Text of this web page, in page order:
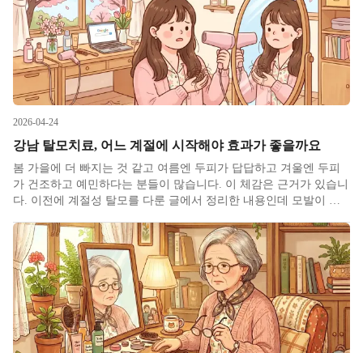
2026-04-24
강남 탈모치료, 어느 계절에 시작해야 효과가 좋을까요
봄 가을에 더 빠지는 것 같고 여름엔 두피가 답답하고 겨울엔 두피
가 건조하고 예민하다는 분들이 많습니다. 이 체감은 근거가 있습니
다. 이전에 계절성 탈모를 다룬 글에서 정리한 내용인데 모발이 성
가장 높고 그 다음이 봄, 가을, 겨울 순입니다. 여름에 휴지기로 몰